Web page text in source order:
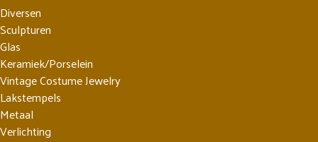
Diversen
Sculpturen
Glas
Keramiek/Porselein
Vintage Costume Jewelry
Lakstempels
Metaal
Verlichting